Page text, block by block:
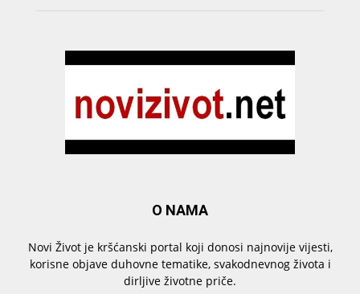
O NAMA
Novi Život je kršćanski portal koji donosi najnovije vijesti,
korisne objave duhovne tematike, svakodnevnog života i
dirljive životne priče.